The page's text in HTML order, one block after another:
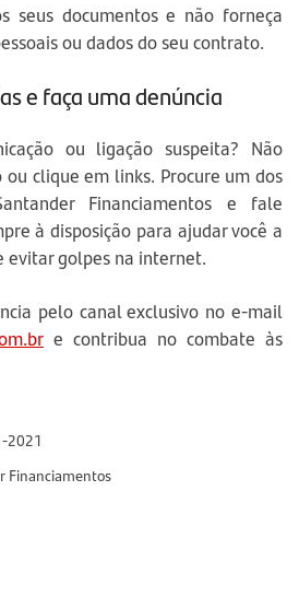
seus documentos e não forneça
ou dados do seu contrato.
e faça uma denúncia
ou ligação suspeita? Não
clique em links. Procure um dos
Financiamentos e fale
à disposição para ajudar você a
evitar golpes na internet.
pelo canal exclusivo no e-mail
e contribua no combate às
2021
Financiamentos